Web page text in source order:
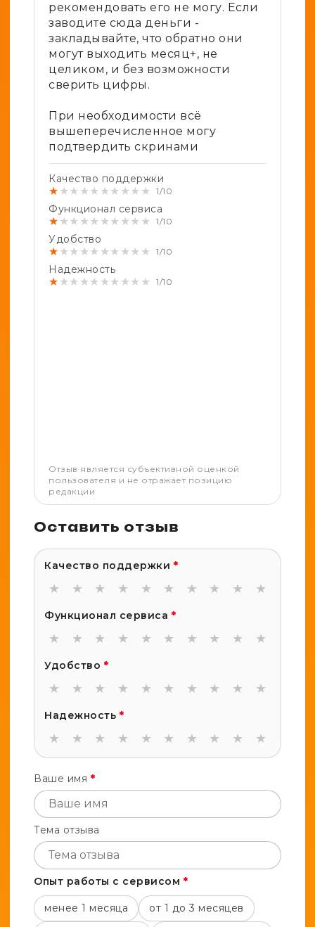
рекомендовать его не могу. Если
заводите сюда деньги -
закладывайте, что обратно они
могут выходить месяц+, не
целиком, и без возможности
сверить цифры.
При необходимости всё
вышеперечисленное могу
подтвердить скринами
Качество поддержки
★ ★ ★ ★ ★ ★ ★ ★ ★ ★ 1/10
Функционал сервиса
★ ★ ★ ★ ★ ★ ★ ★ ★ ★ 1/10
Удобство
★ ★ ★ ★ ★ ★ ★ ★ ★ ★ 1/10
Надежность
★ ★ ★ ★ ★ ★ ★ ★ ★ ★ 1/10
Отзыв является субъективной оценкой
пользователя и не отражает позицию
редакции
Оставить отзыв
Качество поддержки *
★ ★ ★ ★ ★ ★ ★ ★ ★ ★
Функционал сервиса *
★ ★ ★ ★ ★ ★ ★ ★ ★ ★
Удобство *
★ ★ ★ ★ ★ ★ ★ ★ ★ ★
Надежность *
★ ★ ★ ★ ★ ★ ★ ★ ★ ★
Ваше имя *
Тема отзыва
Опыт работы с сервисом *
менее 1 месяца от 1 до 3 месяцев